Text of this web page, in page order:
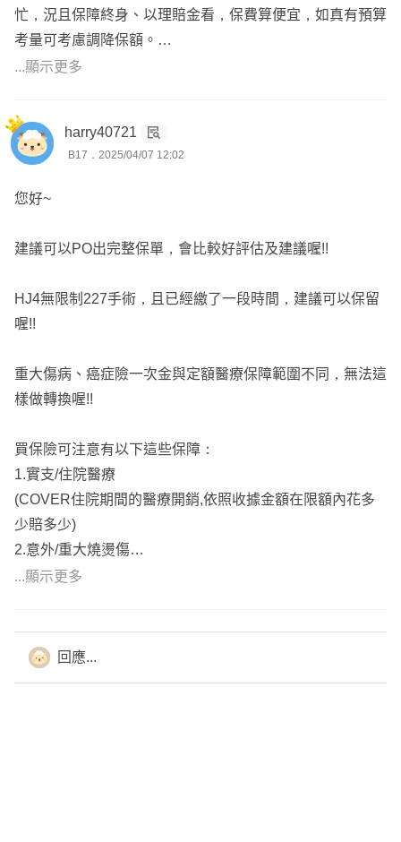
重大險種主要分為重大疾病(七項)、特定傷病(30~40項，例
如精選傷病)、重大傷病(300多項，健保署認定、標準明
確、見卡就賠)
🌀照護險
為優先、，輔以一年期長照險，失智險，有預算再來規劃長
忙，況且保障終身、以理賠金看，保費算便宜，如真有預算
考量可考慮調降保額。
打折，保障項目廣300多項，並含積極治療的癌症，新增全
球重大傷病DCE+XDE是沒問題的。
綜上所述，如有預算考量，可刪除 遠雄療程型癌症險XC
可依您預算與舊有保單~來討論喔
------------
規劃保單不易，看懂條款更難，買對不買貴，多方比較不吃
雪莉擅長各家商品搭配及條款比較，已在網站協助多位客戶
完成個人保障
專挑高ＣＰ值、條款有利於客戶的商品給我的客戶。
讓我針對你的需求，為您規劃專屬保單😊
...顯示更多
harry40721
B17．2025/04/07 12:02
您好~
建議可以PO出完整保單，會比較好評估及建議喔!!
HJ4無限制227手術，且已經繳了一段時間，建議可以保留
喔!!
重大傷病、癌症險一次金與定額醫療保障範圍不同，無法這
樣做轉換喔!!
買保險可注意有以下這些保障：
1.實支/住院醫療
(COVER住院期間的醫療開銷,依照收據金額在限額內花多
少賠多少)
2.意外/重大燒燙傷
(非疾病 突發 外來 例如八仙塵爆)
4.重大傷病一次金
...顯示更多
回應...